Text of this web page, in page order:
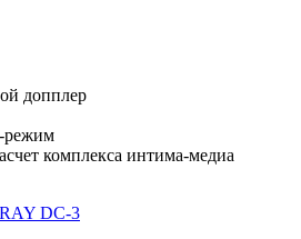
допплер
режим
комплекса интима-медиа
DC-3